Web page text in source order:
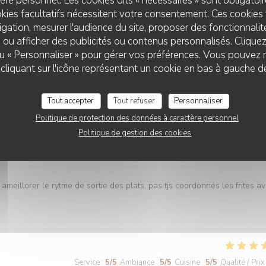
facultatifs nécessitent votre consentement. Ces
mesurer l'audience du site, proposer des
afficher des publicités ou contenus personnalisés.
« Personnaliser » pour gérer vos préférences. Vous
sur l'icône représentant un cookie en bas à gauche
Tout accepter Tout refuser
Personnaliser
Politique de protection des données à caractère personnel
Politique de gestion des cookies
Service: 5/5 Ambiance: 5/5 Cuisine:5 /5 Qualité / Prix
plats tous délicieux,un personnel attentionné et réactif !! On
le rytme de sortie des plats, pas tjs coordonnés les frites
Service : 5/5 Ambiance : 5/5 Cuisine : 5/5 Qualité / Prix